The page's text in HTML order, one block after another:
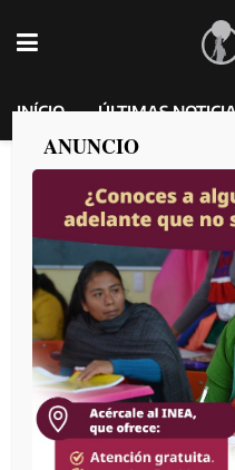
INÍCIO ÚLTIMAS
‘El Menchito’ pide
de Washington;
que su padre lo
edad.
MEXICO COMUNICA
ANUNCIO